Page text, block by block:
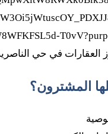
العقارات في حي
المشترون؟